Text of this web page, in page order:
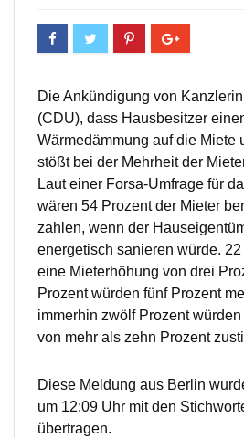
Die Ankündigung von
(CDU), dass Hausbesitzer
Wärmedämmung auf die Miete
stößt bei der Mehrheit der
Laut einer Forsa-Umfrage für
wären 54 Prozent der Mieter
zahlen, wenn der
energetisch sanieren würde.
eine Mieterhöhung von drei
Prozent würden fünf Prozent
immerhin zwölf Prozent
von mehr als zehn Prozent
Diese Meldung aus Berlin
um 12:09 Uhr mit den
übertragen.